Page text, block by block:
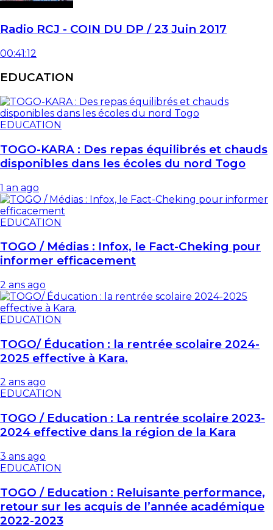
Radio RCJ - COIN DU DP / 23 Juin 2017
00:41:12
EDUCATION
EDUCATION
TOGO-KARA : Des repas équilibrés et chauds
disponibles dans les écoles du nord Togo
1 an ago
EDUCATION
TOGO / Médias : Infox, le Fact-Cheking pour
informer efficacement
2 ans ago
EDUCATION
TOGO/ Éducation : la rentrée scolaire 2024-
2025 effective à Kara.
2 ans ago
EDUCATION
TOGO / Education : La rentrée scolaire 2023-
2024 effective dans la région de la Kara
3 ans ago
EDUCATION
TOGO / Education : Reluisante performance,
retour sur les acquis de l’année académique
2022-2023